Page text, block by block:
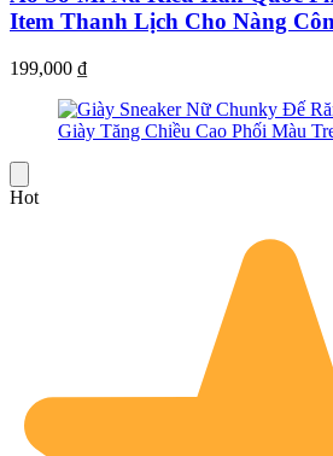
Item Thanh Lịch Cho Nàng
199,000 ₫
Hot